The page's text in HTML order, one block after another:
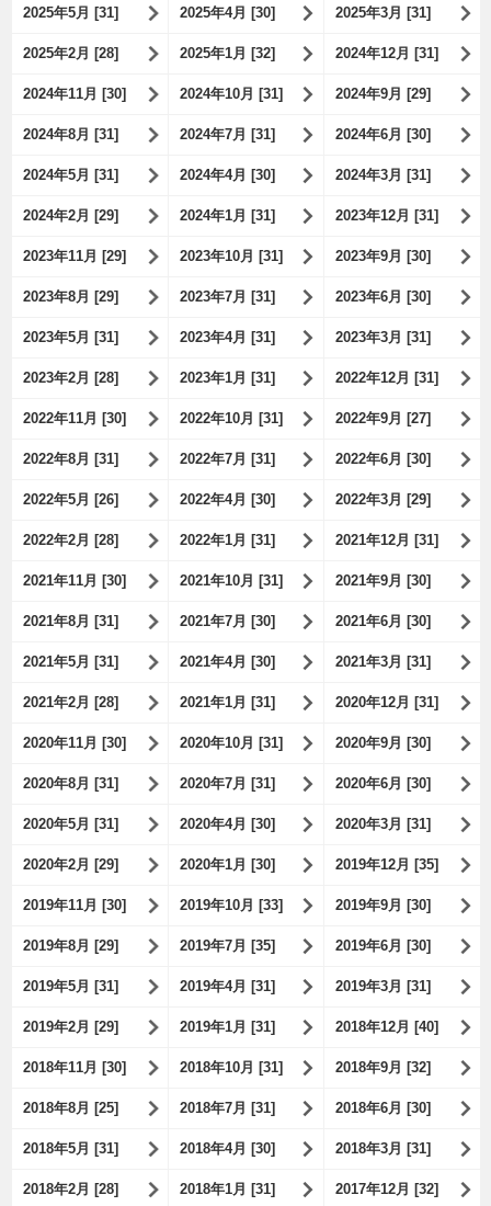
2025年5月 [31] 2025年4月 [30] 2025年3月 [31]
2025年2月 [28] 2025年1月 [32] 2024年12月 [31]
2024年11月 [30] 2024年10月 [31] 2024年9月 [29]
2024年8月 [31] 2024年7月 [31] 2024年6月 [30]
2024年5月 [31] 2024年4月 [30] 2024年3月 [31]
2024年2月 [29] 2024年1月 [31] 2023年12月 [31]
2023年11月 [29] 2023年10月 [31] 2023年9月 [30]
2023年8月 [29] 2023年7月 [31] 2023年6月 [30]
2023年5月 [31] 2023年4月 [31] 2023年3月 [31]
2023年2月 [28] 2023年1月 [31] 2022年12月 [31]
2022年11月 [30] 2022年10月 [31] 2022年9月 [27]
2022年8月 [31] 2022年7月 [31] 2022年6月 [30]
2022年5月 [26] 2022年4月 [30] 2022年3月 [29]
2022年2月 [28] 2022年1月 [31] 2021年12月 [31]
2021年11月 [30] 2021年10月 [31] 2021年9月 [30]
2021年8月 [31] 2021年7月 [30] 2021年6月 [30]
2021年5月 [31] 2021年4月 [30] 2021年3月 [31]
2021年2月 [28] 2021年1月 [31] 2020年12月 [31]
2020年11月 [30] 2020年10月 [31] 2020年9月 [30]
2020年8月 [31] 2020年7月 [31] 2020年6月 [30]
2020年5月 [31] 2020年4月 [30] 2020年3月 [31]
2020年2月 [29] 2020年1月 [30] 2019年12月 [35]
2019年11月 [30] 2019年10月 [33] 2019年9月 [30]
2019年8月 [29] 2019年7月 [35] 2019年6月 [30]
2019年5月 [31] 2019年4月 [31] 2019年3月 [31]
2019年2月 [29] 2019年1月 [31] 2018年12月 [40]
2018年11月 [30] 2018年10月 [31] 2018年9月 [32]
2018年8月 [25] 2018年7月 [31] 2018年6月 [30]
2018年5月 [31] 2018年4月 [30] 2018年3月 [31]
2018年2月 [28] 2018年1月 [31] 2017年12月 [32]